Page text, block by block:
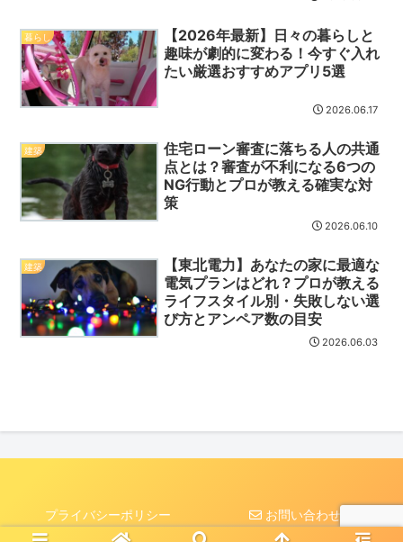
暮らし
【2026年最新】日々の暮らしと
趣味が劇的に変わる！今すぐ入れ
たい厳選おすすめアプリ5選
2026.06.17
建築
住宅ローン審査に落ちる人の共通
点とは？審査が不利になる6つの
NG行動とプロが教える確実な対
策
2026.06.10
建築
【東北電力】あなたの家に最適な
電気プランはどれ？プロが教える
ライフスタイル別・失敗しない選
び方とアンペア数の目安
2026.06.03
プライバシーポリシー お問い合わせ